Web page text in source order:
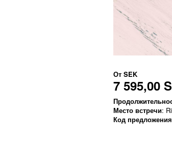
От SEK
7 595,00
Место встречи:
Код